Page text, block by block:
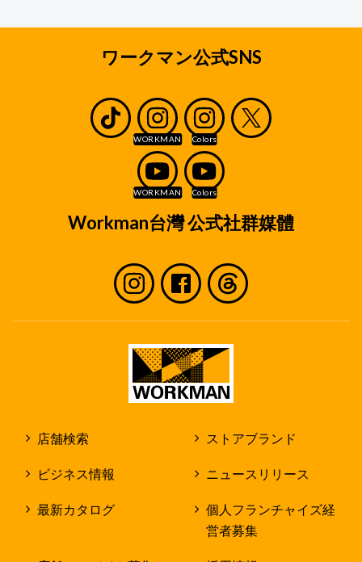
ワークマン公式SNS
Workman台灣 公式社群媒體
店舗検索 ストアブランド
ビジネス情報 ニュースリリース
最新カタログ
個人フランチャイズ経
営者募集